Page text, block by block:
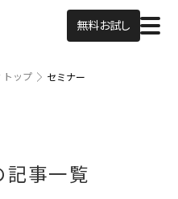
無料お試し
トップ セミナー
記事一覧